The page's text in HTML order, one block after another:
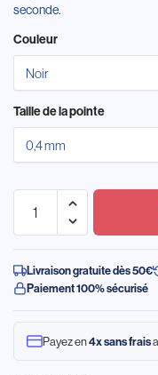
seconde.
Couleur
Taille de la pointe
Livraison gratuite dès 50€
Paiement 100% sécurisé
Payez en4x sans frais